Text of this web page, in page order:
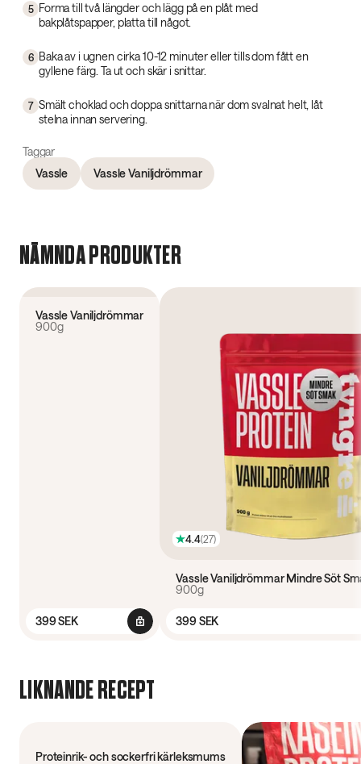
5 Forma till två längder och lägg på en plåt med
bakplåtspapper, platta till något.
6 Baka av i ugnen cirka 10-12 minuter eller tills dom fått en
gyllene färg. Ta ut och skär i snittar.
7 Smält choklad och doppa snittarna när dom svalnat helt, låt
stelna innan servering.
Taggar
Vassle
Vassle Vaniljdrömmar
NÄMNDA PRODUKTER
Vassle Vaniljdrömmar
900g
399 SEK
4.4(27)
Vassle Vaniljdrömmar Mindre Söt
900g
399 SEK
LIKNANDE RECEPT
Proteinrik- och sockerfri kärleksmums